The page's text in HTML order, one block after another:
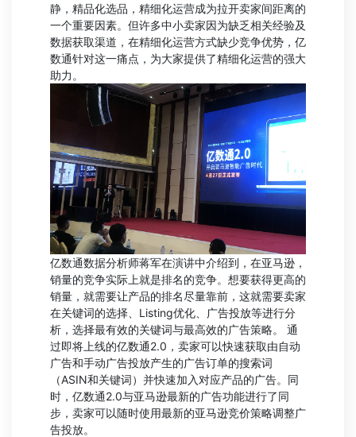
静，精品化选品，精细化运营成为拉开卖家间距离的
一个重要因素。但许多中小卖家因为缺乏相关经验及
数据获取渠道，在精细化运营方式缺少竞争优势，亿
数通针对这一痛点，为大家提供了精细化运营的强大
助力。
亿数通数据分析师蒋军在演讲中介绍到，在亚马逊，
销量的竞争实际上就是排名的竞争。想要获得更高的
销量，就需要让产品的排名尽量靠前，这就需要卖家
在关键词的选择、Listing优化、广告投放等进行分
析，选择最有效的关键词与最高效的广告策略。 通
过即将上线的亿数通2.0，卖家可以快速获取由自动
广告和手动广告投放产生的广告订单的搜索词
（ASIN和关键词）并快速加入对应产品的广告。同
时，亿数通2.0与亚马逊最新的广告功能进行了同
步，卖家可以随时使用最新的亚马逊竞价策略调整广
告投放。